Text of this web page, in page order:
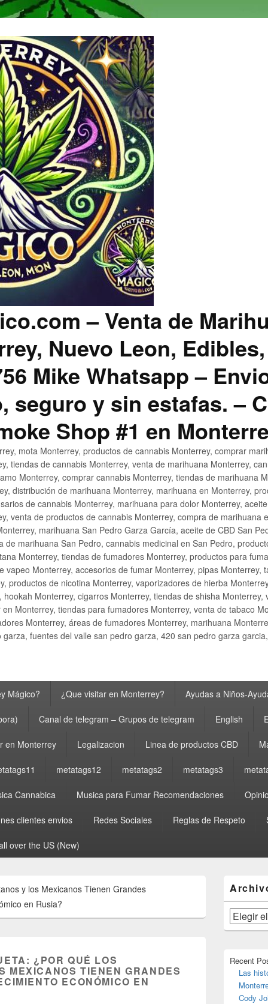
– Venta de
Nuevo Leon,
Mike Whatsapp –
seguro y sin estafas. –
Shop #1 en
mota Monterrey, productos de cannabis Monterrey, comprar
tiendas de cannabis Monterrey, venta de marihuana Monterrey,
Monterrey, comprar cannabis Monterrey, tiendas de marihuana
distribución de marihuana Monterrey, marihuana en Monterrey,
de cannabis Monterrey, marihuana para dolor Monterrey,
venta de productos de cannabis Monterrey, compra de marihuana
marihuana San Pedro Garza García, aceite de CBD San
de marihuana San Pedro, cannabis medicinal en San Pedro,
Monterrey, tiendas de fumadores Monterrey, productos para
vapeo Monterrey, accesorios de fumar Monterrey, pipas Monterrey,
productos de nicotina Monterrey, vaporizadores de hierba
Monterrey, cigarros Monterrey, tiendas de shisha
Monterrey, tiendas para fumadores Monterrey, venta de tabaco
Monterrey, áreas de fumadores Monterrey, marihuana
fuentes del valle san pedro garza, 420 san pedro garza
Mágico? ¿Que visitar en Monterrey? Ayudas a Niños-
Canal de telegram – Grupos de telegram English
en Monterrey Legalizacion Linea de productos CBD
metatags12 metatags2 metatags3
Cannabica Musica para Fumar Recomendaciones
clientes envios Redes Sociales Reglas de Respeto
over the US (New)
y los Mexicanos Tienen Grandes
en Rusia?
¿POR QUÉ LOS
MEXICANOS TIENEN GRANDES
ECONÓMICO EN
área
de
widget
barra
lateral
Archivos
Recent
Las
Cody